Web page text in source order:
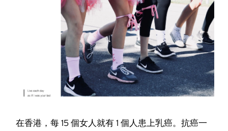
在香港，每 15 個女人就有 1 個人患上乳癌。抗癌一